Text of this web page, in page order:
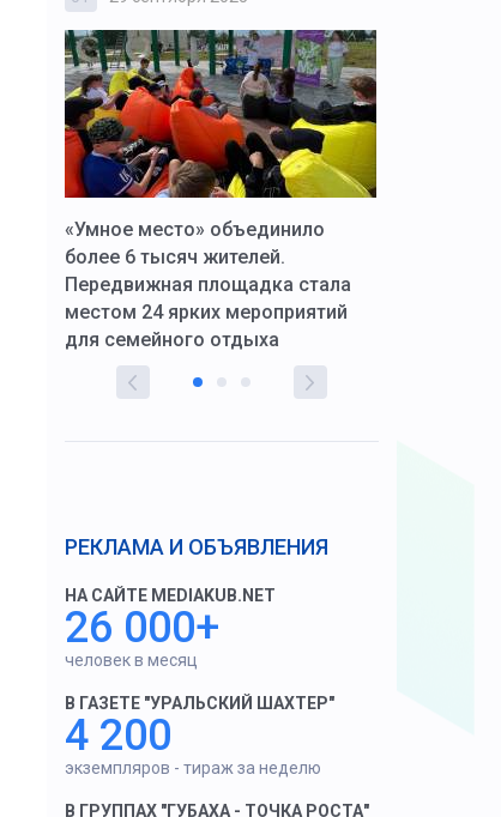
«Умное место» объединило
более 6 тысяч жителей.
Передвижная площадка стала
местом 24 ярких мероприятий
для семейного отдыха
РЕКЛАМА И ОБЪЯВЛЕНИЯ
НА САЙТЕ MEDIAKUB.NET
26 000+
человек в месяц
В ГАЗЕТЕ "УРАЛЬСКИЙ ШАХТЕР"
4 200
экземпляров - тираж за неделю
В ГРУППАХ "ГУБАХА - ТОЧКА РОСТА"